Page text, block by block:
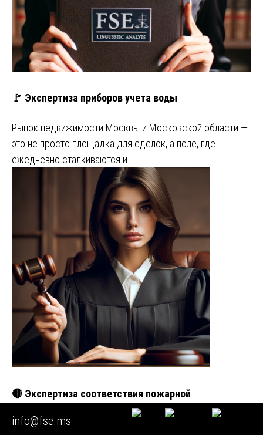
🚩 Экспертиза приборов учета воды
Рынок недвижимости Москвы и Московской области —
это не просто площадка для сделок, а поле, где
ежедневно сталкиваются и…
🔴 Экспертиза соответствия пожарной
info@fse.ms